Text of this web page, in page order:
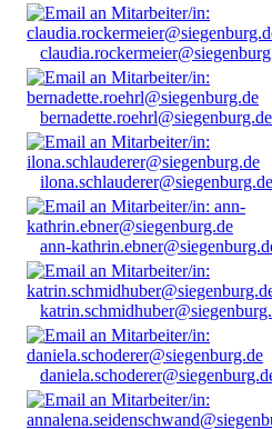
bernadette.roehrl@siegenburg.de
ilona.schlauderer@siegenburg.de
ann-